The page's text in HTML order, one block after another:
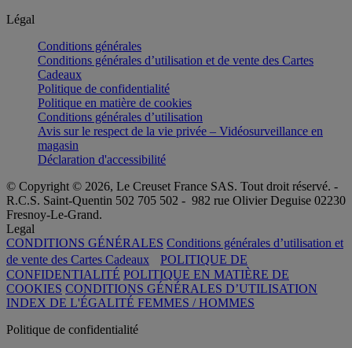
Légal
Conditions générales
Conditions générales d’utilisation et de vente des Cartes
Cadeaux
Politique de confidentialité
Politique en matière de cookies
Conditions générales d’utilisation
Avis sur le respect de la vie privée – Vidéosurveillance en
magasin
Déclaration d'accessibilité
© Copyright © 2026, Le Creuset France SAS. Tout droit réservé. -
R.C.S. Saint-Quentin 502 705 502 - 982 rue Olivier Deguise 02230
Fresnoy-Le-Grand.
Legal
CONDITIONS GÉNÉRALES Conditions générales d’utilisation et
de vente des Cartes Cadeaux
POLITIQUE DE
CONFIDENTIALITÉ POLITIQUE EN MATIÈRE DE
COOKIES CONDITIONS GÉNÉRALES D’UTILISATION
INDEX DE L'ÉGALITÉ FEMMES / HOMMES
Politique de confidentialité